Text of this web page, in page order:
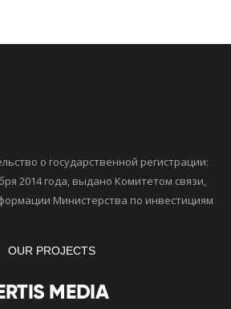
о государственной регистрации:
2014 года, выдано Комитетом связи,
Министерства по инвестициям
OUR PROJECTS